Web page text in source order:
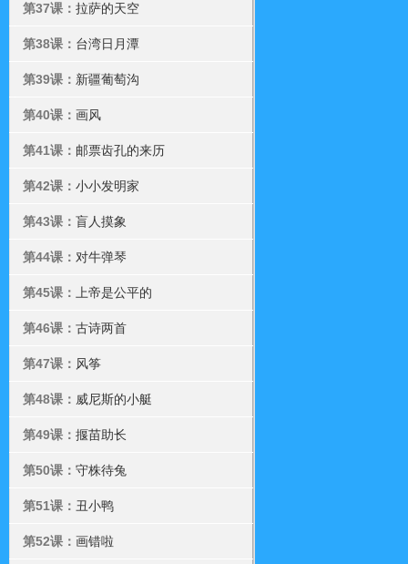
第37课： 拉萨的天空
第38课： 台湾日月潭
第39课： 新疆葡萄沟
第40课： 画风
第41课： 邮票齿孔的来历
第42课： 小小发明家
第43课： 盲人摸象
第44课： 对牛弹琴
第45课： 上帝是公平的
第46课： 古诗两首
第47课： 风筝
第48课： 威尼斯的小艇
第49课： 揠苗助长
第50课： 守株待兔
第51课： 丑小鸭
第52课： 画错啦